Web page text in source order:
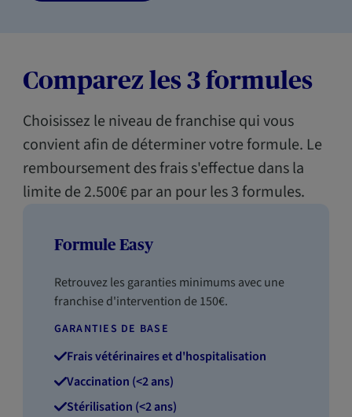
Comparez les 3 formules
Choisissez le niveau de franchise qui vous
convient afin de déterminer votre formule. Le
remboursement des frais s'effectue dans la
limite de 2.500€ par an pour les 3 formules.
Formule Easy
Retrouvez les garanties minimums avec une
franchise d'intervention de 150€.
GARANTIES DE BASE
Frais vétérinaires et d'hospitalisation
Vaccination (<2 ans)
Stérilisation (<2 ans)